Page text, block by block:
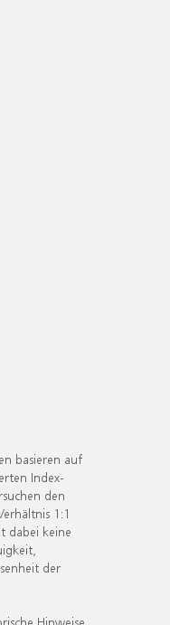
basieren auf
Index-
den
1:1
dabei keine
der